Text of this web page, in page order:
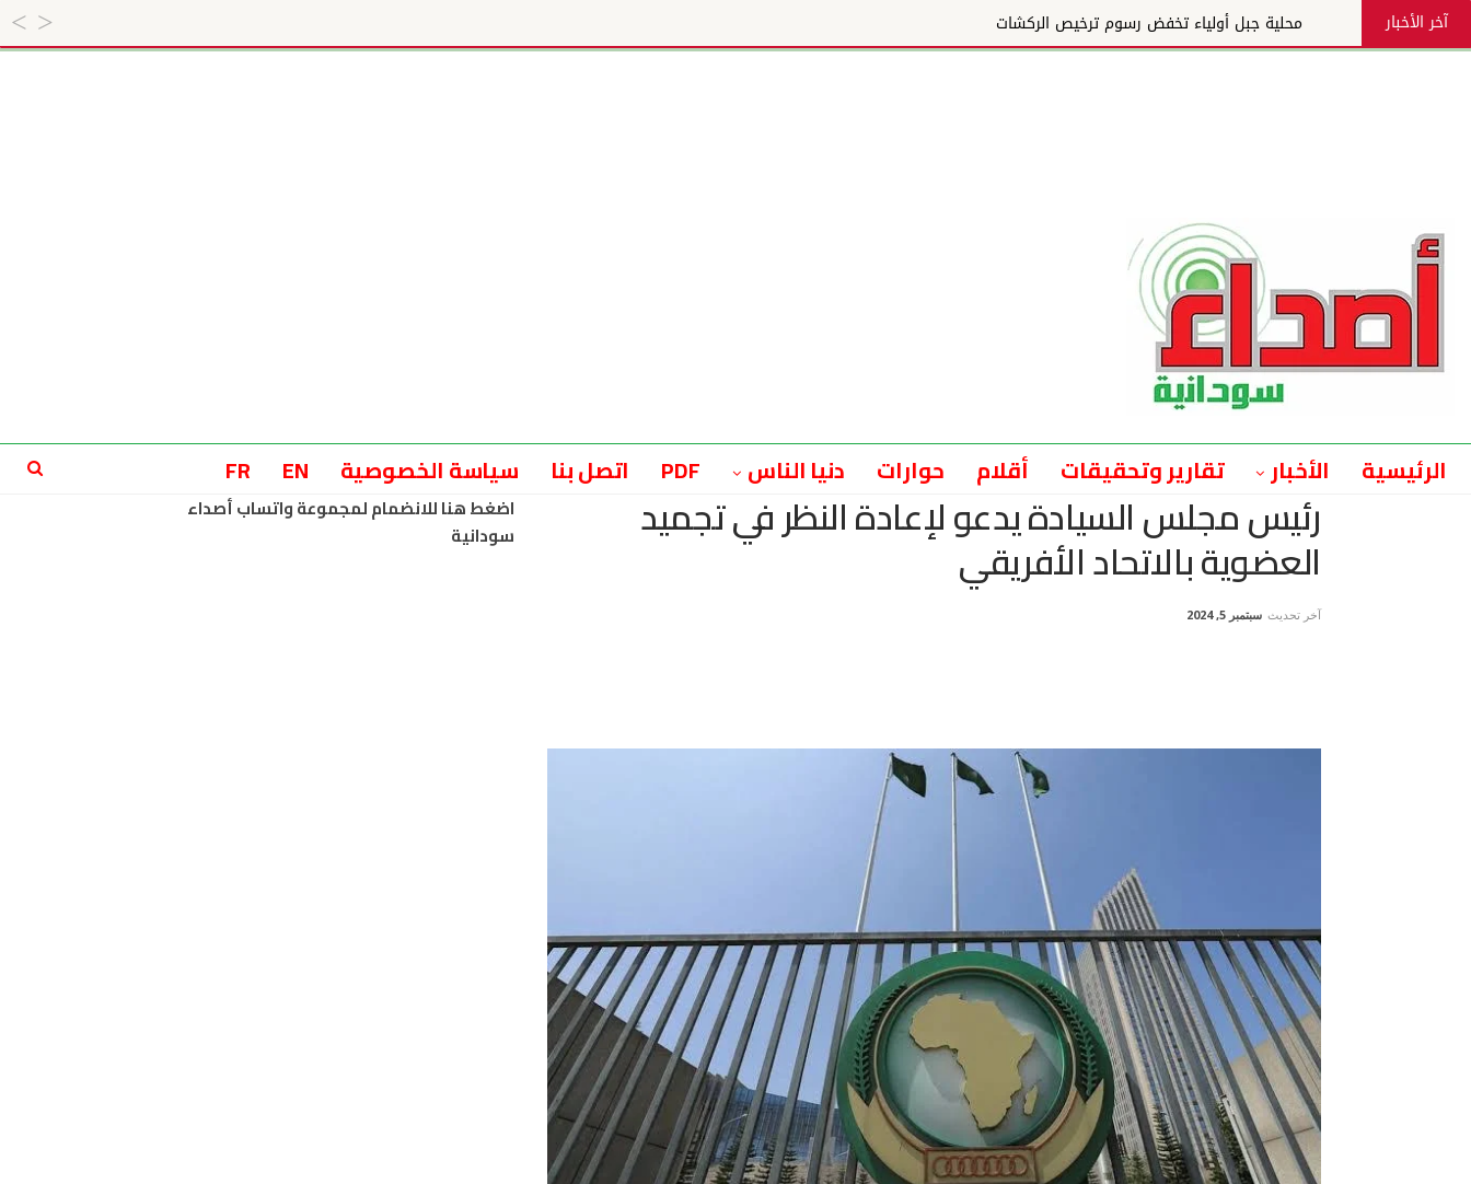
آخر الأخبار محلية جبل أولياء تخفض رسوم ترخيص الركشات
الرئيسية الأخبار تقارير وتحقيقات أقلام حوارات دنيا الناس PDF اتصل بنا سياسة الخصوصية EN
FR
رئيس مجلس السيادة يدعو لإعادة النظر في تجميد
العضوية بالاتحاد الأفريقي
آخر تحديث سبتمبر 5, 2024
اضغط هنا للانضمام لمجموعة واتساب أصداء
سودانية